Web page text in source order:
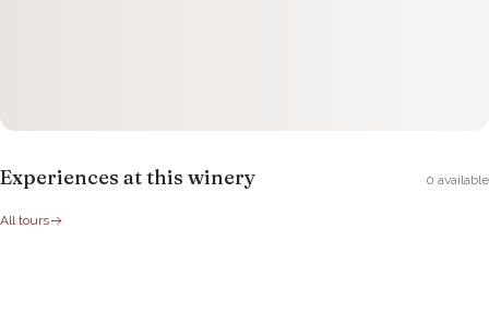
Experiences at this winery 0 available
All tours